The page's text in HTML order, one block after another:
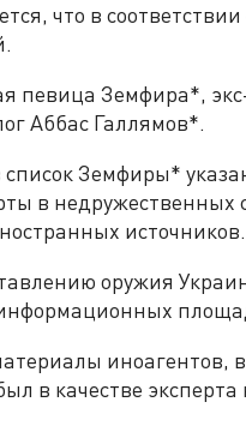
что в
певица Земфира*,
Аббас Галлямов*.
Земфиры*
в
источников.
оружия
иноагентов,
в качестве